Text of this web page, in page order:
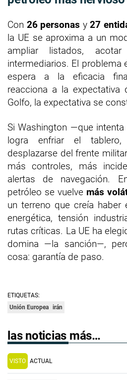
Con 26 personas y27
la UE se aproxima a un
ampliar listados, acotar
intermediarios. El problema
espera a la eficacia
reacciona a la expectativa
Golfo, la expectativa se
Si Washington —que
logra enfriar el
desplazarse del frente
más controles, más
alertas de navegación.
petróleo se vuelve más
un terreno que creía haber
energética, tensión
rutas críticas. La UE ha
domina —la sanción—,
cosa: garantía de paso.
ETIQUETAS:
Unión Europea irán
las noticias más…
VISTO ACTUAL